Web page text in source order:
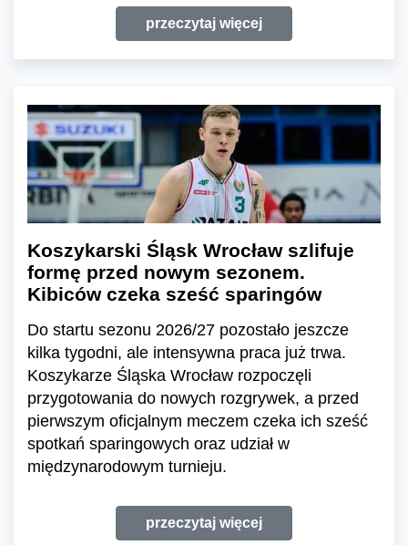
przeczytaj więcej
Koszykarski Śląsk Wrocław szlifuje
formę przed nowym sezonem.
Kibiców czeka sześć sparingów
Do startu sezonu 2026/27 pozostało jeszcze
kilka tygodni, ale intensywna praca już trwa.
Koszykarze Śląska Wrocław rozpoczęli
przygotowania do nowych rozgrywek, a przed
pierwszym oficjalnym meczem czeka ich sześć
spotkań sparingowych oraz udział w
międzynarodowym turnieju.
przeczytaj więcej